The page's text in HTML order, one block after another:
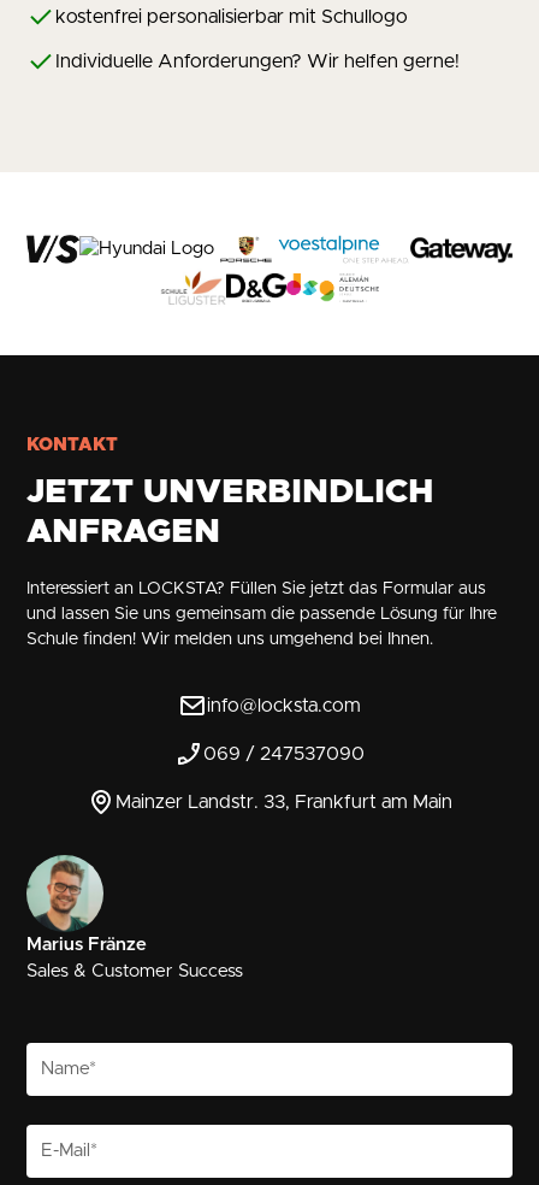
kostenfrei personalisierbar mit Schullogo
Individuelle Anforderungen? Wir helfen gerne!
KONTAKT
JETZT UNVERBINDLICH
ANFRAGEN
Interessiert an LOCKSTA? Füllen Sie jetzt das Formular aus
und lassen Sie uns gemeinsam die passende Lösung für Ihre
Schule finden! Wir melden uns umgehend bei Ihnen.
info@locksta.com
069 / 247537090
Mainzer Landstr. 33, Frankfurt am Main
Marius Fränze
Sales & Customer Success